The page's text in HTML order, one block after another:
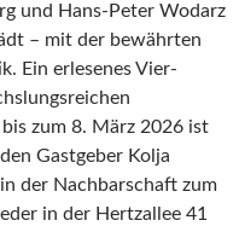
und Hans-Peter Wodarz
– mit der bewährten
Ein erlesenes Vier-
zum 8. März 2026 ist
Gastgeber Kolja
der Nachbarschaft zum
in der Hertzallee 41